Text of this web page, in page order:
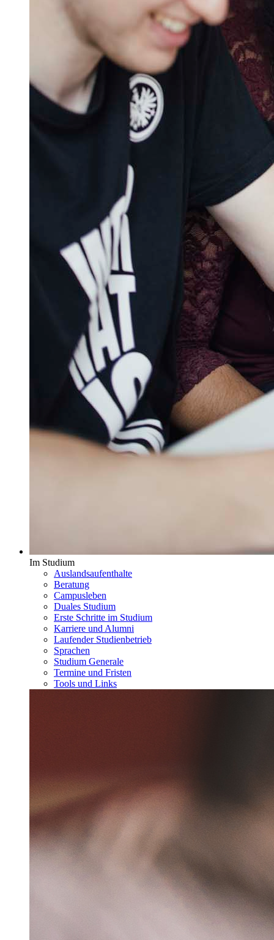
Im Studium
Auslandsaufenthalte
Beratung
Campusleben
Duales Studium
Erste Schritte im Studium
Karriere und Alumni
Laufender Studienbetrieb
Sprachen
Studium Generale
Termine und Fristen
Tools und Links